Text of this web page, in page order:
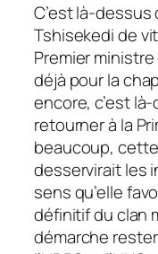
C’est là-dessus
Tshisekedi de
Premier
déjà pour la
encore, c’est
retourner à la
beaucoup,
desservirait les
sens qu’elle
définitif du clan
démarche